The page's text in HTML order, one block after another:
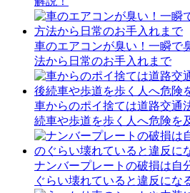
車のエアコンが臭い！一瞬で
法から日常のお手入れまで
車からのポイ捨ては道路交通
続車や歩道を歩く人へ危険を
ナンバープレートの破損は自
ぐらい壊れていると違反にな